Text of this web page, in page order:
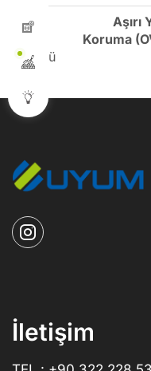
Sabit
Sürücü
Aşırı
Koruma
İletişim